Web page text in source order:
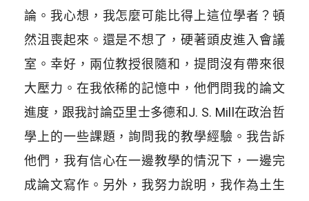
論。我心想，我怎麼可能比得上這位學者？頓
然沮喪起來。還是不想了，硬著頭皮進入會議
室。幸好，兩位教授很隨和，提問沒有帶來很
大壓力。在我依稀的記憶中，他們問我的論文
進度，跟我討論亞里士多德和J. S. Mill在政治哲
學上的一些課題，詢問我的教學經驗。我告訴
他們，我有信心在一邊教學的情況下，一邊完
成論文寫作。另外，我努力說明，我作為土生